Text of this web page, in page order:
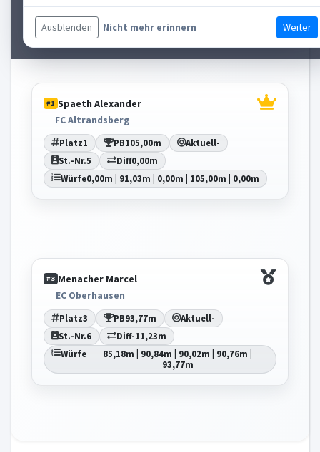
Ausblenden Nicht mehr erinnern Weiter
Würfe
101,61m | 93,98m | 96,79m | 0,00m |
100,73m
#1 Spaeth Alexander
FC Altrandsberg
Platz1 PB105,00m Aktuell-
St.-Nr.5 Diff0,00m
Würfe0,00m | 91,03m | 0,00m | 105,00m | 0,00m
#3 Menacher Marcel
EC Oberhausen
Platz3 PB93,77m Aktuell-
St.-Nr.6 Diff-11,23m
Würfe
85,18m | 90,84m | 90,02m | 90,76m |
93,77m